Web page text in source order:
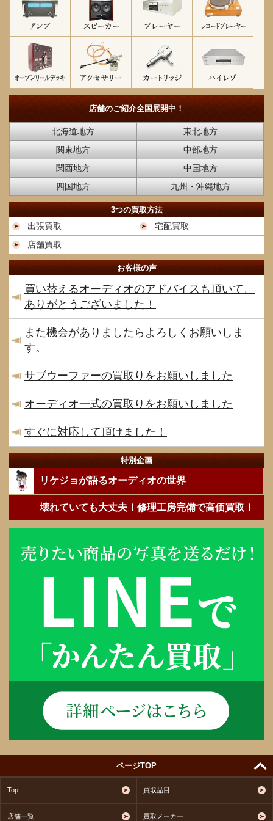
店舗のご紹介全国展開中！
北海道地方
東北地方
関東地方
中部地方
関西地方
中国地方
四国地方
九州・沖縄地方
3つの買取方法
出張買取
宅配買取
店舗買取
お客様の声
買い替えるオーディオのアドバイスも頂いて、
ありがとうございました！
また機会がありましたらよろしくお願いしま
す。
サブウーファーの買取りをお願いしました
オーディオ一式の買取りをお願いしました
すぐに対応して頂けました！
特別企画
リケジョが語るオーディオの世界
壊れていても大丈夫！修理工房完備で高価買取！
ページTOP
Top 買取品目
店舗一覧 買取メーカー